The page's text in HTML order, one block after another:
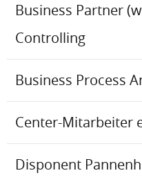
Business Partner
Controlling
Business Process
Center-Mitarbeiter
Disponent